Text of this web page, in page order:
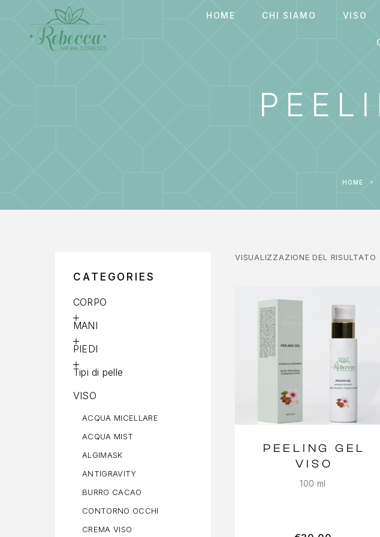
HOME CHI SIAMO VISO
HOME
CATEGORIES
CORPO
MANI
PIEDI
Tipi di pelle
VISO
ACQUA MICELLARE
ACQUA MIST
ALGIMASK
ANTIGRAVITY
BURRO CACAO
CONTORNO OCCHI
CREMA VISO
VISUALIZZAZIONE DEL RISULTATO
PEELING GEL
VISO
100 ml